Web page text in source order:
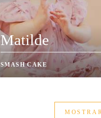
Matilde
SMASH CAKE